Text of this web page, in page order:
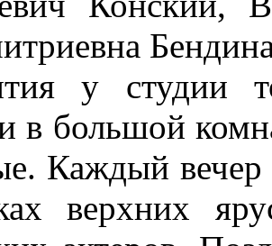
у студии
в большой
Каждый вечер
верхних